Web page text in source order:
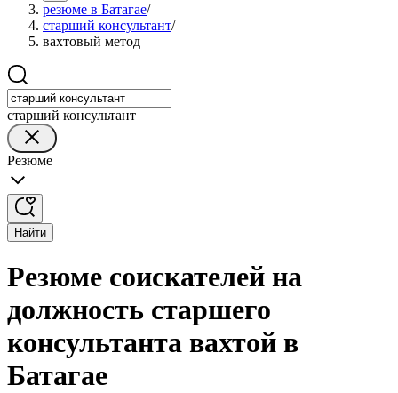
резюме в Батагае/
старший консультант/
вахтовый метод
старший консультант
Резюме
Найти
Резюме соискателей на
должность старшего
консультанта вахтой в
Батагае